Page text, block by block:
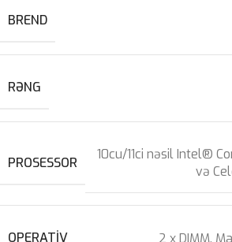
BREND
RƏNG
PROSESSOR
10cu/11ci nəsil Intel®
və
OPERATIV
2 x DIMM,